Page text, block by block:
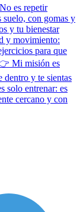
es repetir
suelo, con gomas y
y tu bienestar
y movimiento:
para que
Mi misión es
dentro y te sientas
solo entrenar: es
cercano y con